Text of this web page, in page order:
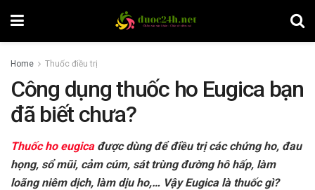
Home Thuốc điều trị
Công dụng thuốc ho Eugica bạn
đã biết chưa?
Thuốc ho eugicađược dùng để điều trị các chứng ho, đau
họng, sổ mũi, cảm cúm, sát trùng đường hô hấp, làm
loãng niêm dịch, làm dịu ho,… Vậy Eugica là thuốc gì?